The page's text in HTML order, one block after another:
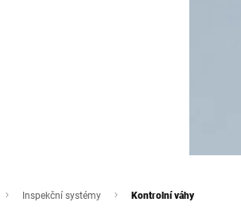
Inspekční systémy Kontrolní váhy